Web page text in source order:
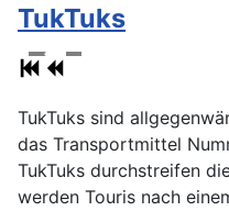
TukTuks
TukTuks sind
das Transportmittel
TukTuks durchstreifen
werden Touris nach